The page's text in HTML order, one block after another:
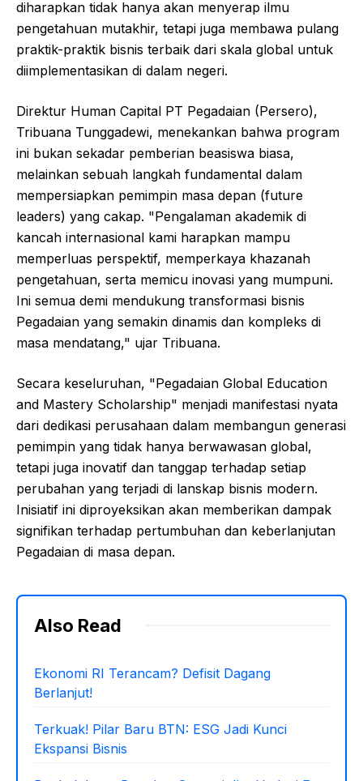
diharapkan tidak hanya akan menyerap ilmu
pengetahuan mutakhir, tetapi juga membawa pulang
praktik-praktik bisnis terbaik dari skala global untuk
diimplementasikan di dalam negeri.
Direktur Human Capital PT Pegadaian (Persero),
Tribuana Tunggadewi, menekankan bahwa program
ini bukan sekadar pemberian beasiswa biasa,
melainkan sebuah langkah fundamental dalam
mempersiapkan pemimpin masa depan (future
leaders) yang cakap. "Pengalaman akademik di
kancah internasional kami harapkan mampu
memperluas perspektif, memperkaya khazanah
pengetahuan, serta memicu inovasi yang mumpuni.
Ini semua demi mendukung transformasi bisnis
Pegadaian yang semakin dinamis dan kompleks di
masa mendatang," ujar Tribuana.
Secara keseluruhan, "Pegadaian Global Education
and Mastery Scholarship" menjadi manifestasi nyata
dari dedikasi perusahaan dalam membangun generasi
pemimpin yang tidak hanya berwawasan global,
tetapi juga inovatif dan tanggap terhadap setiap
perubahan yang terjadi di lanskap bisnis modern.
Inisiatif ini diproyeksikan akan memberikan dampak
signifikan terhadap pertumbuhan dan keberlanjutan
Pegadaian di masa depan.
Also Read
Ekonomi RI Terancam? Defisit Dagang
Berlanjut!
Terkuak! Pilar Baru BTN: ESG Jadi Kunci
Ekspansi Bisnis